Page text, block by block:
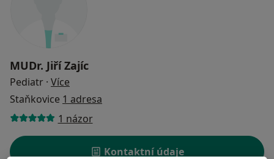
MUDr. Jiří Zajíc
Pediatr · Více
Staňkovice 1 adresa
1 názor
Kontaktní údaje